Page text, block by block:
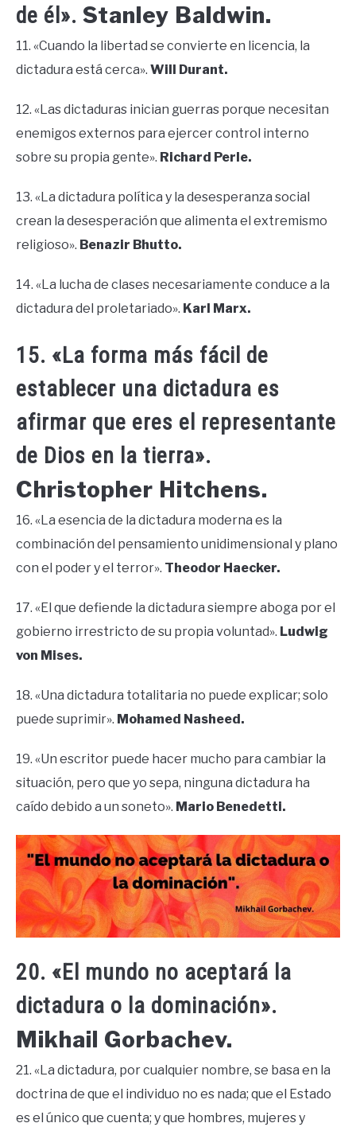
de él». Stanley Baldwin.
11. «Cuando la libertad se convierte en licencia, la
dictadura está cerca». Will Durant.
12. «Las dictaduras inician guerras porque necesitan
enemigos externos para ejercer control interno
sobre su propia gente». Richard Perle.
13. «La dictadura política y la desesperanza social
crean la desesperación que alimenta el extremismo
religioso». Benazir Bhutto.
14. «La lucha de clases necesariamente conduce a la
dictadura del proletariado». Karl Marx.
15. «La forma más fácil de
establecer una dictadura es
afirmar que eres el representante
de Dios en la tierra».
Christopher Hitchens.
16. «La esencia de la dictadura moderna es la
combinación del pensamiento unidimensional y plano
con el poder y el terror». Theodor Haecker.
17. «El que defiende la dictadura siempre aboga por el
gobierno irrestricto de su propia voluntad». Ludwig
von Mises.
18. «Una dictadura totalitaria no puede explicar; solo
puede suprimir». Mohamed Nasheed.
19. «Un escritor puede hacer mucho para cambiar la
situación, pero que yo sepa, ninguna dictadura ha
caído debido a un soneto». Mario Benedetti.
20. «El mundo no aceptará la
dictadura o la dominación».
Mikhail Gorbachev.
21. «La dictadura, por cualquier nombre, se basa en la
doctrina de que el individuo no es nada; que el Estado
es el único que cuenta; y que hombres, mujeres y